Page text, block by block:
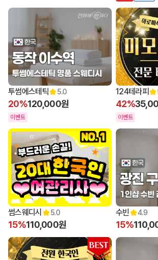
투썸에스테틱 5.0
20%120,000원
이벤트
124테라피
42%
이벤트
썸스웨디시 5.0
15%110,000원
수빈 4.9
15%